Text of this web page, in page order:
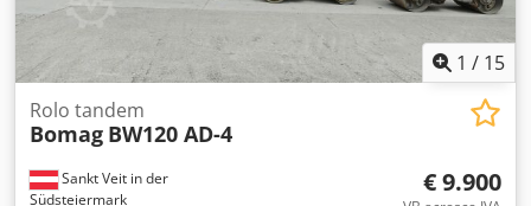
1 / 15
Sankt Veit in der
Südsteiermark
Rolo tandem
Bomag BW120 AD-4
€ 9.900